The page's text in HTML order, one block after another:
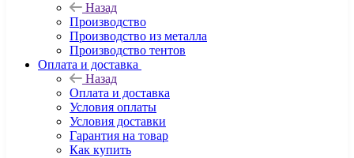
Назад
Производство
Производство из металла
Производство тентов
Оплата и доставка
Назад
Оплата и доставка
Условия оплаты
Условия доставки
Гарантия на товар
Как купить